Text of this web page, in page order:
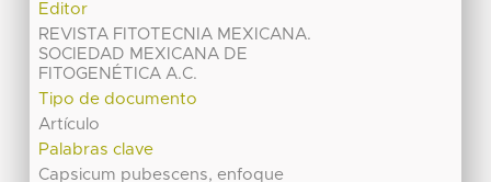
Editor
REVISTA FITOTECNIA MEXICANA.
SOCIEDAD MEXICANA DE
FITOGENÉTICA A.C.
Tipo de documento
Artículo
Palabras clave
Capsicum pubescens, enfoque